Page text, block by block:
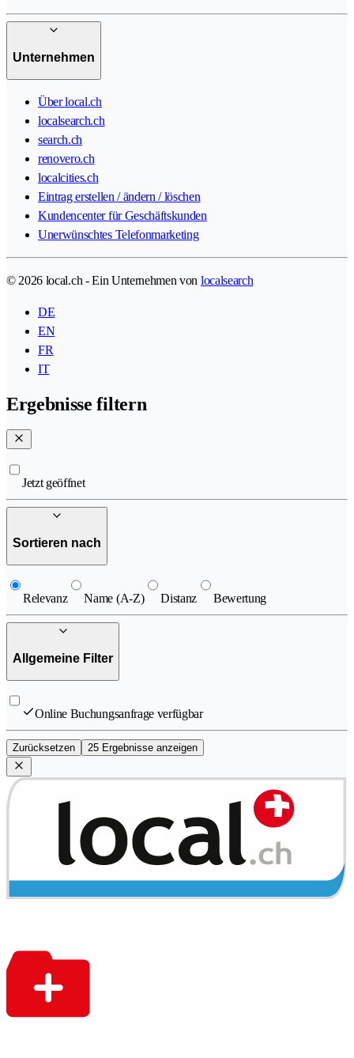
Unternehmen
Über local.ch
localsearch.ch
search.ch
renovero.ch
localcities.ch
Eintrag erstellen / ändern / löschen
Kundencenter für Geschäftskunden
Unerwünschtes Telefonmarketing
© 2026 local.ch - Ein Unternehmen von localsearch
DE
EN
FR
IT
Ergebnisse filtern
Jetzt geöffnet
Sortieren nach
Relevanz Name (A-Z) Distanz Bewertung
Allgemeine Filter
Online Buchungsanfrage verfügbar
Zurücksetzen 25 Ergebnisse anzeigen